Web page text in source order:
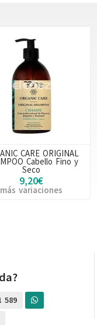
CARE ORIGINAL
Cabello Fino y
Seco
9,20€
más variaciones
589